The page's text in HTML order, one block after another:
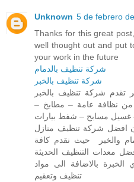
Unknown 5 de febrero
Thanks for this great
well thought out and put
your work in the future
شركة تنظيف بالدمام
شركة تنظيف بالخبر
تقدم شركة تنظيف بالخبر
نظافة عامة – مطابخ –
غسيل مسابح – شفط بيارات
افضل شركة تنظيف منازل
والخبر حيث نقدم كافة
معدات التنظيف الحديثة
بالاضافة الى مواد
تنظيف وتعقيم